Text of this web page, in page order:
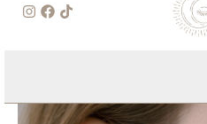
Pendientes